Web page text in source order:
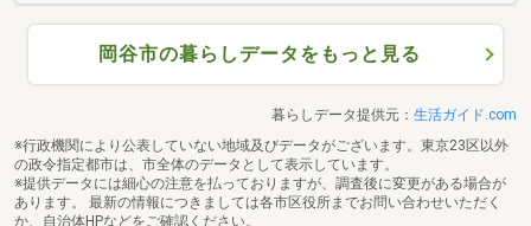
岡谷市の暮らしデータをもっと見る
暮らしデータ提供元： 生活ガイド.com
※行政機関により公表していない地域及びデータがございます。東京23区以外
の政令指定都市は、市全体のデータとして表示しています。
※提供データには細心の注意を払っておりますが、調査後に変更がある場合が
あります。 最新の情報につきましては各市区役所までお問い合わせいただく
か、自治体HPなどをご確認ください。